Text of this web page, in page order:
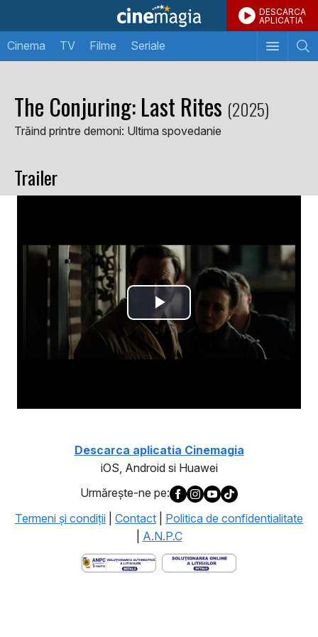
DESCARCA
APLICATIA
Cinema TV Filme Seriale
The Conjuring: Last Rites (2025)
Trăind printre demoni: Ultima spovedanie
Trailer
Descarca aplicatia Cinemagia
iOS, Android si Huawei
Urmăreşte-ne pe:
Termeni şi condiţii
Contact
Politica de confidentialitate
A.N.P.C